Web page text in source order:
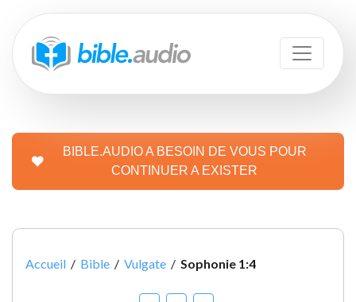
BIBLE.AUDIO A BESOIN DE VOUS POUR
CONTINUER A EXISTER
Accueil / Bible / Vulgate / Sophonie 1:4